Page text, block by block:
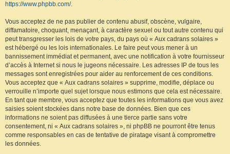
https://www.phpbb.com/.
Vous acceptez de ne pas publier de contenu abusif, obscène, vulgaire,
diffamatoire, choquant, menaçant, à caractère sexuel ou tout autre contenu qui
peut transgresser les lois de votre pays, du pays où « Aux cadrans solaires »
est hébergé ou les lois internationales. Le faire peut vous mener à un
bannissement immédiat et permanent, avec une notification à votre fournisseur
d’accès à Internet si nous le jugeons nécessaire. Les adresses IP de tous les
messages sont enregistrées pour aider au renforcement de ces conditions.
Vous acceptez que « Aux cadrans solaires » supprime, modifie, déplace ou
verrouille n’importe quel sujet lorsque nous estimons que cela est nécessaire.
En tant que membre, vous acceptez que toutes les informations que vous avez
saisies soient stockées dans notre base de données. Bien que ces
informations ne soient pas diffusées à une tierce partie sans votre
consentement, ni « Aux cadrans solaires », ni phpBB ne pourront être tenus
comme responsables en cas de tentative de piratage visant à compromettre
les données.